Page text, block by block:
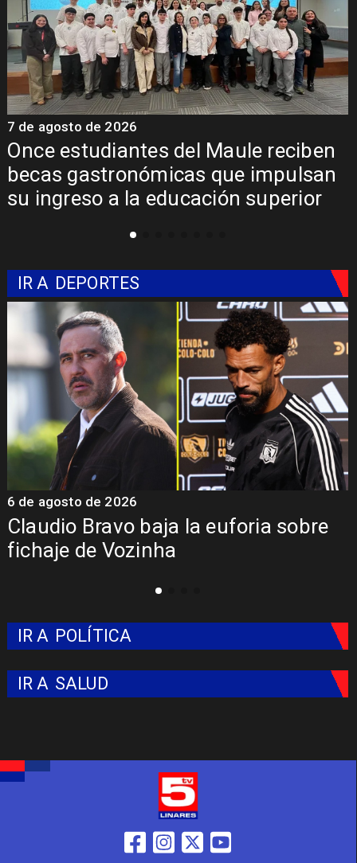
Álvarez-Salamanca lidera la apuesta
regional para consolidar el Paso
Pehuenche como alternativa a Los
7 de agosto de 2026
IR A DEPORTES
Presentación de Vozinha en Colo
Colo: Fecha, Estadio y Contrato
5 de agosto de 2026
IR A POLÍTICA
IR A SALUD